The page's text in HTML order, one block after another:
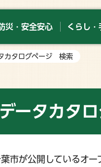
災・安全安心 くらし・
カタログページ 検索
ータカタ
市が公開しているオ